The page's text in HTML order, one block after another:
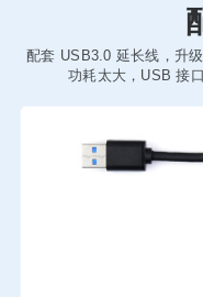
配套 USB3.0 延长线，升
功耗太大，USB 接